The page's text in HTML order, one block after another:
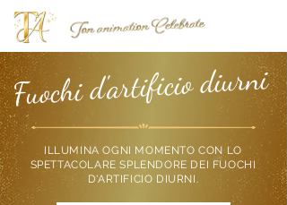
Fuochi d'artificio diurni
ILLUMINA OGNI MOMENTO CON LO
SPETTACOLARE SPLENDORE DEI FUOCHI
D'ARTIFICIO DIURNI.